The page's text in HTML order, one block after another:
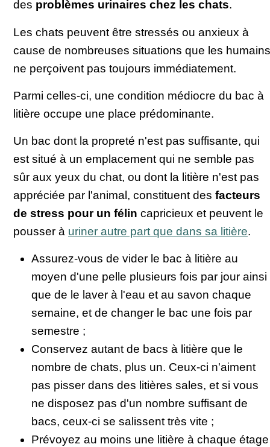
des problèmes urinaires chez les chats.
Les chats peuvent être stressés ou anxieux à
cause de nombreuses situations que les humains
ne perçoivent pas toujours immédiatement.
Parmi celles-ci, une condition médiocre du bac à
litière occupe une place prédominante.
Un bac dont la propreté n'est pas suffisante, qui
est situé à un emplacement qui ne semble pas
sûr aux yeux du chat, ou dont la litière n'est pas
appréciée par l'animal, constituent des facteurs
de stress pour un félin capricieux et peuvent le
pousser à uriner autre part que dans sa litière.
Assurez-vous de vider le bac à litière au
moyen d'une pelle plusieurs fois par jour ainsi
que de le laver à l'eau et au savon chaque
semaine, et de changer le bac une fois par
semestre ;
Conservez autant de bacs à litière que le
nombre de chats, plus un. Ceux-ci n'aiment
pas pisser dans des litières sales, et si vous
ne disposez pas d'un nombre suffisant de
bacs, ceux-ci se salissent très vite ;
Prévoyez au moins une litière à chaque étage